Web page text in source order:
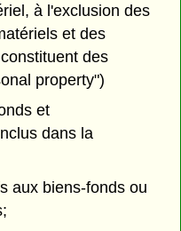
à l'exclusion des
et des
des
property")
et
dans la
aux biens-fonds ou